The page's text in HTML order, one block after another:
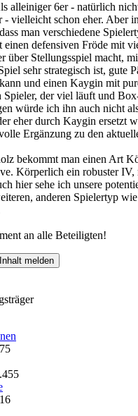
alleiniger 6er - natürlich
- vielleicht schon eher. Aber
man verschiedene
einen defensiven Fröde mit
über Stellungsspiel macht,
sehr strategisch ist, gute
und einen Kaygin mit
Spieler, der viel läuft und
würde ich ihn auch nicht
eher durch Kaygin ersetzt
Ergänzung zu den
bekommt man einen Art
Körperlich ein robuster IV,
hier sehe ich unsere
anderen Spielertyp
an alle Beteiligten!
Inhalt melden